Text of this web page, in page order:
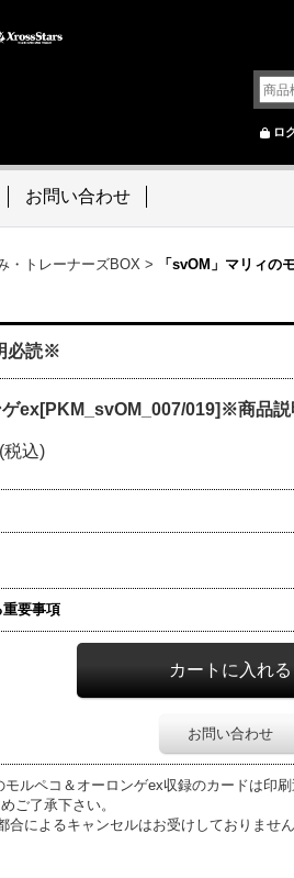
ロ
お問い合わせ
・トレーナーズBOX >
「svOM」マリィの
必読※
ゲex[PKM_svOM_007/019]※商品
(税込)
要事項
お問い合わせ
ルペコ＆オーロンゲex収録のカードは印刷
ご了承下さい。
合によるキャンセルはお受けしておりません